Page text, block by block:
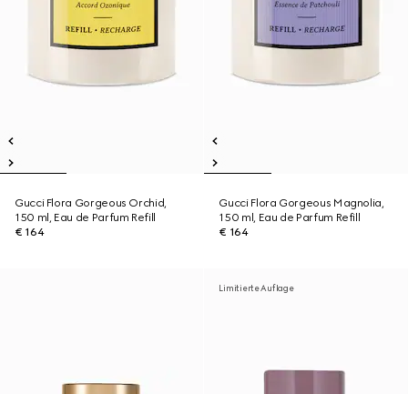
Gucci Flora Gorgeous Orchid,
150 ml, Eau de Parfum Refill
€ 164
Gucci Flora Gorgeous Magnolia,
150 ml, Eau de Parfum Refill
€ 164
Limitierte Auflage